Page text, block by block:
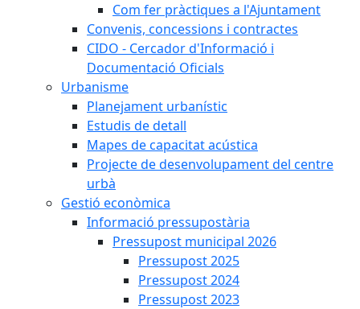
Com fer pràctiques a l'Ajuntament
Convenis, concessions i contractes
CIDO - Cercador d'Informació i
Documentació Oficials
Urbanisme
Planejament urbanístic
Estudis de detall
Mapes de capacitat acústica
Projecte de desenvolupament del centre
urbà
Gestió econòmica
Informació pressupostària
Pressupost municipal 2026
Pressupost 2025
Pressupost 2024
Pressupost 2023